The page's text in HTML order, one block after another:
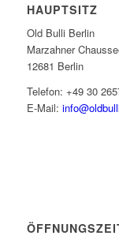
HAUPTSITZ
Old Bulli Berlin
Marzahner
12681 Berlin
Telefon: +49 30
E-Mail: